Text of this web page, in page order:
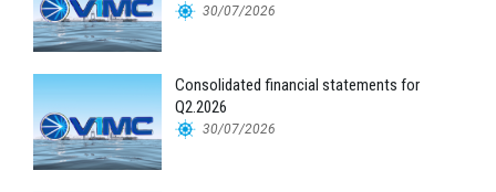
30/07/2026
Consolidated financial statements for
Q2.2026
30/07/2026